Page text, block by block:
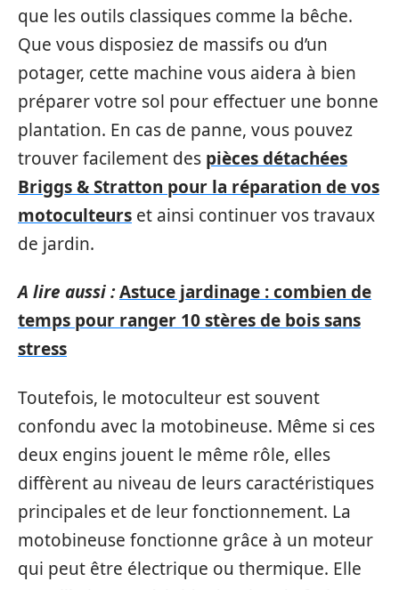
que les outils classiques comme la bêche.
Que vous disposiez de massifs ou d’un
potager, cette machine vous aidera à bien
préparer votre sol pour effectuer une bonne
plantation. En cas de panne, vous pouvez
trouver facilement des pièces détachées
Briggs & Stratton pour la réparation de vos
motoculteurs et ainsi continuer vos travaux
de jardin.
A lire aussi :Astuce jardinage : combien de
temps pour ranger 10 stères de bois sans
stress
Toutefois, le motoculteur est souvent
confondu avec la motobineuse. Même si ces
deux engins jouent le même rôle, elles
diffèrent au niveau de leurs caractéristiques
principales et de leur fonctionnement. La
motobineuse fonctionne grâce à un moteur
qui peut être électrique ou thermique. Elle